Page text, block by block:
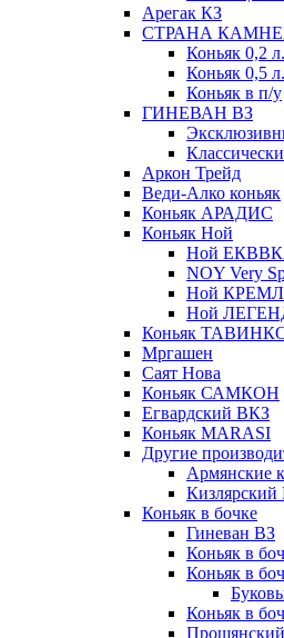
Арегак КЗ
СТРАНА
Коньяк 0,2 л.
Коньяк 0,5 л.
Коньяк в п/у
ГИНЕВАН ВЗ
Аркон Трейд
Веди-Алко коньяк
Коньяк АРАДИС
Коньяк Ной
Ной
NOY Very
Ной
Ной
Коньяк
Мргашен
Саят Нова
Коньяк САМКОН
Егвардский ВКЗ
Коньяк MARASI
Другие
Армянские
Кизлярский
Коньяк в бочке
Гиневан ВЗ
Коньяк в
Коньяк в
Коньяк в
Прошянский